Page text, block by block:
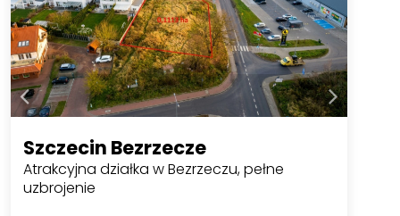
Szczecin Bezrzecze
Atrakcyjna działka w Bezrzeczu, pełne
uzbrojenie